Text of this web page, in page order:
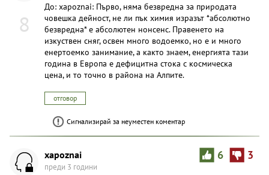
8
До: xapoznai: Първо, няма безвредна за природата
човешка дейност, не ли пък химия изразът *абсолютно
безвредна* е абсолютен нонсенс. Правенето на
изкуствен сняг, освен много водоемко, но е и много
енертоемко занимание, а както знаем, енергията тази
година в Европа е дефицитна стока с космическа
цена, и то точно в района на Алпите.
отговор
Сигнализирай за неуместен коментар
6 3
xapoznai
преди 3 години